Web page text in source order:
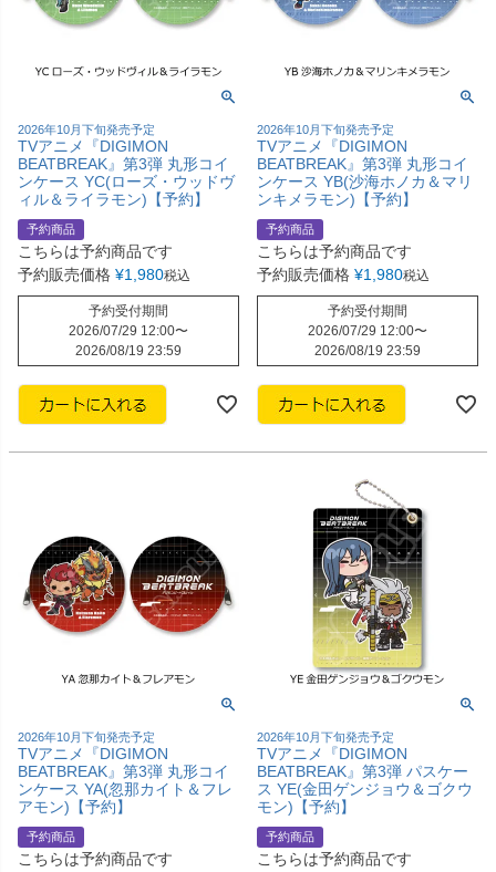
2026年10月下旬発売予定
TVアニメ『DIGIMON
BEATBREAK』第3弾 丸形コイ
ンケース YC(ローズ・ウッドヴ
ィル＆ライラモン)【予約】
予約商品
こちらは予約商品です
予約販売価格 ¥1,980税込
予約受付期間
2026/07/29 12:00〜
2026/08/19 23:59
2026年10月下旬発売予定
TVアニメ『DIGIMON
BEATBREAK』第3弾 丸形コイ
ンケース YB(沙海ホノカ＆マリ
ンキメラモン)【予約】
予約商品
こちらは予約商品です
予約販売価格 ¥1,980税込
予約受付期間
2026/07/29 12:00〜
2026/08/19 23:59
2026年10月下旬発売予定
TVアニメ『DIGIMON
BEATBREAK』第3弾 丸形コイ
ンケース YA(忽那カイト＆フレ
アモン)【予約】
予約商品
こちらは予約商品です
2026年10月下旬発売予定
TVアニメ『DIGIMON
BEATBREAK』第3弾 パスケー
ス YE(金田ゲンジョウ＆ゴクウ
モン)【予約】
予約商品
こちらは予約商品です